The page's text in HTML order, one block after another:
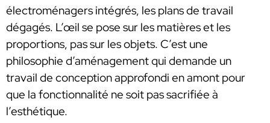
électroménagers intégrés, les plans de travail
dégagés. L’œil se pose sur les matières et les
proportions, pas sur les objets. C’est une
philosophie d’aménagement qui demande un
travail de conception approfondi en amont pour
que la fonctionnalité ne soit pas sacrifiée à
l’esthétique.